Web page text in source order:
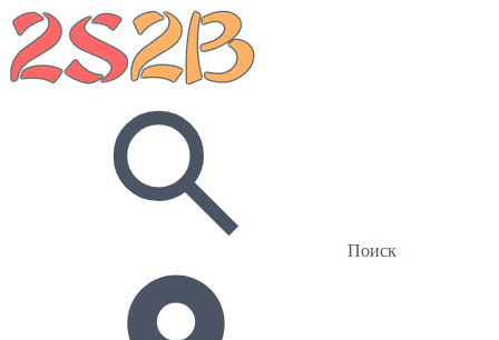
Поиск